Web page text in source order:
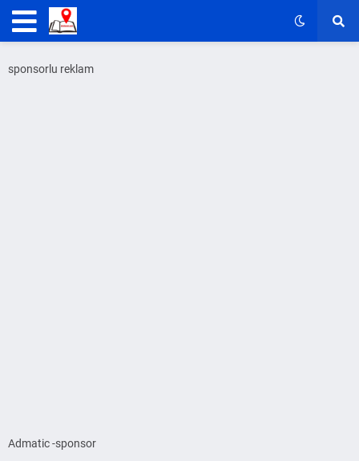
sponsorlu reklam
Admatic -sponsor